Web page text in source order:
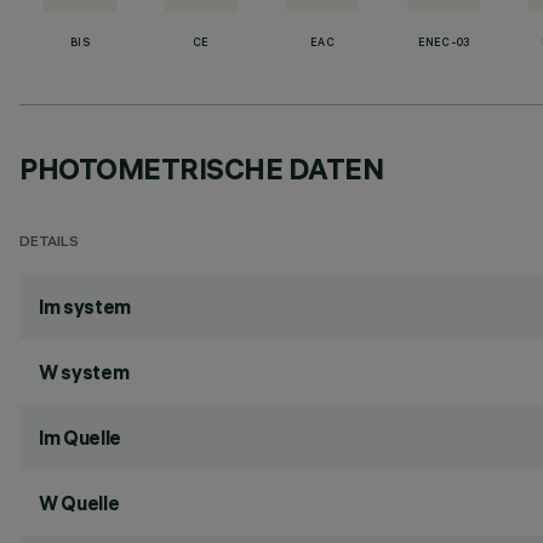
BIS CE EAC ENEC-03
PHOTOMETRISCHE DATEN
DETAILS
lm system
W system
lm Quelle
W Quelle